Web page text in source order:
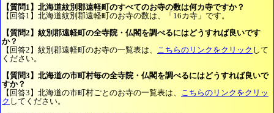
【質問1】北海道紋別郡遠軽町のすべてのお寺の数は何カ寺ですか？
【回答1】北海道紋別郡遠軽町のお寺の数は、「16カ寺」です。
【質問2】紋別郡遠軽町の全寺院・仏閣を調べるにはどうすれば良いです
か？
【回答2】紋別郡遠軽町のお寺の一覧表は、 こちらのリンクをクリック して
ください。
【質問3】北海道の市町村毎の全寺院・仏閣を調べるにはどうすれば良いで
すか？
【回答3】北海道の市町村ごとのお寺の一覧表は、 こちらのリンクをクリッ
ク してください。